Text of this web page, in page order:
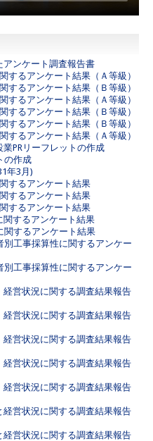
ンケート調査報告書
するアンケート結果（Ａ等級）
するアンケート結果（Ｂ等級）
するアンケート結果（Ａ等級）
するアンケート結果（Ｂ等級）
するアンケート結果（Ｂ等級）
するアンケート結果（Ａ等級）
PRリーフレットの作成
の作成
年3月)
するアンケート結果
するアンケート結果
するアンケート結果
するアンケート結果
関するアンケート結果
工事採算性に関するアンケー
工事採算性に関するアンケー
営状況に関する調査結果報告
営状況に関する調査結果報告
営状況に関する調査結果報告
営状況に関する調査結果報告
営状況に関する調査結果報告
営状況に関する調査結果報告
営状況に関する調査結果報告